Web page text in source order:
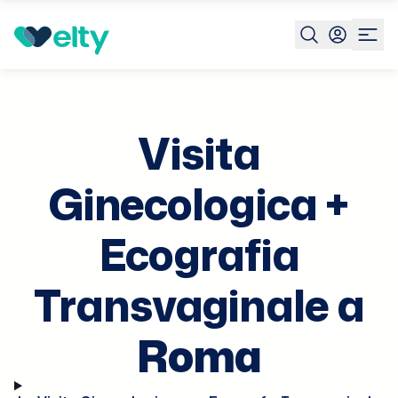
Prenota visita Visita Ginecologica Ecografia
Visita
Ginecologica +
Ecografia
Transvaginale a
Roma